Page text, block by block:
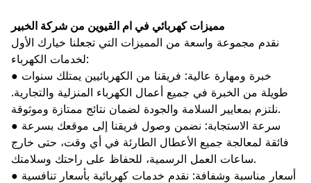
مميزات كهربائي في ام القيوين من شركة الخبير
نقدم مجموعة واسعة من المميزات التي تجعلنا خيارك الأول
لخدمات الكهرباء:
● خبرة ومهارة عالية: فريقنا من الكهربائيين يمتلك سنوات
طويلة من الخبرة في جميع أعمال الكهرباء المنزلية والتجارية.
نلتزم بمعايير السلامة والجودة لضمان نتائج ممتازة وموثوقة.
● سرعة الاستجابة: نضمن وصول فريقنا إلى موقعك بسرعة
فائقة لمعالجة جميع الأعطال الطارئة في أي وقت، حتى خارج
ساعات العمل الرسمية، للحفاظ على راحتك وسلامتك.
● أسعار مناسبة وشفافة: نقدم خدمات كهربائية بأسعار تنافسية